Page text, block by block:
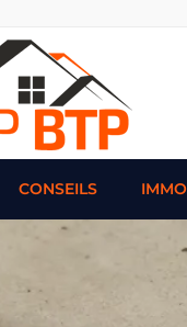
CONSEILS